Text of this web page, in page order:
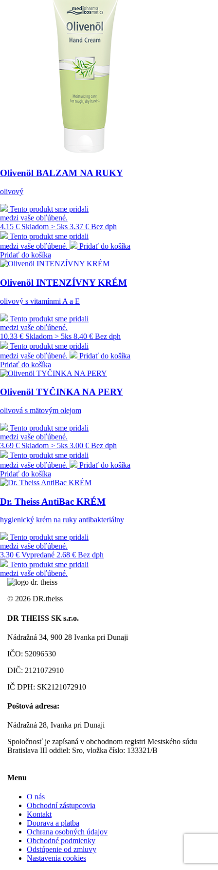
Olivenöl BALZAM NA RUKY
olivový
Tento produkt sme pridali
medzi vaše obľúbené.
4.15 € Skladom > 5ks 3.37 € Bez dph
Tento produkt sme pridali
medzi vaše obľúbené.
Pridať do košíka
Pridať do košíka
Olivenöl INTENZÍVNY KRÉM
olivový s vitamínmi A a E
Tento produkt sme pridali
medzi vaše obľúbené.
10.33 € Skladom > 5ks 8.40 € Bez dph
Tento produkt sme pridali
medzi vaše obľúbené.
Pridať do košíka
Pridať do košíka
Olivenöl TYČINKA NA PERY
olivová s mätovým olejom
Tento produkt sme pridali
medzi vaše obľúbené.
3.69 € Skladom > 5ks 3.00 € Bez dph
Tento produkt sme pridali
medzi vaše obľúbené.
Pridať do košíka
Pridať do košíka
Dr. Theiss AntiBac KRÉM
hygienický krém na ruky antibakteriálny
Tento produkt sme pridali
medzi vaše obľúbené.
3.30 € Vypredané 2.68 € Bez dph
Tento produkt sme pridali
medzi vaše obľúbené.
© 2026 DR.theiss
DR THEISS SK s.r.o.
Nádražná 34, 900 28 Ivanka pri Dunaji
IČO: 52096530
DIČ: 2121072910
IČ DPH: SK2121072910
Poštová adresa:
Nádražná 28, Ivanka pri Dunaji
Spoločnosť je zapísaná v obchodnom registri Mestského súdu
Bratislava III oddiel: Sro, vložka číslo: 133321/B
Menu
O nás
Obchodní zástupcovia
Kontakt
Doprava a platba
Ochrana osobných údajov
Obchodné podmienky
Odstúpenie od zmluvy
Nastavenia cookies